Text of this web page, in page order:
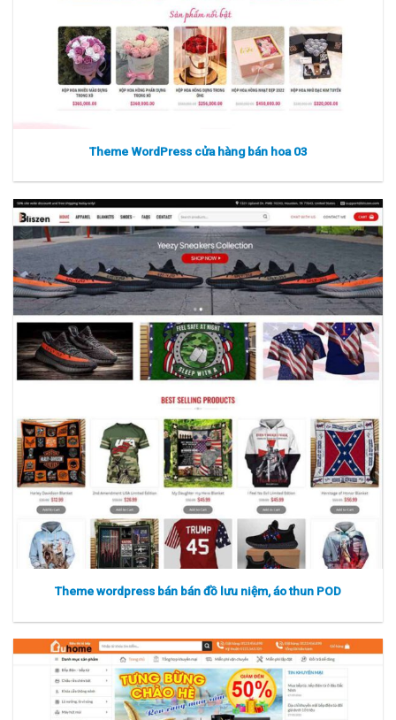
Xem thực tế Xem chi tiết
Theme WordPress cửa hàng bán hoa 03
Theme wordpress bán bán đồ lưu niệm, áo thun POD